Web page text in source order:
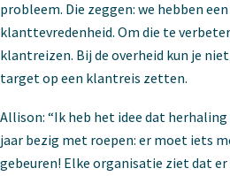
probleem. Die zeggen: we hebben
klanttevredenheid. Om die te
klantreizen. Bij de overheid kun je
target op een klantreis zetten.
Allison: “Ik heb het idee dat
jaar bezig met roepen: er moet iets
gebeuren! Elke organisatie ziet dat